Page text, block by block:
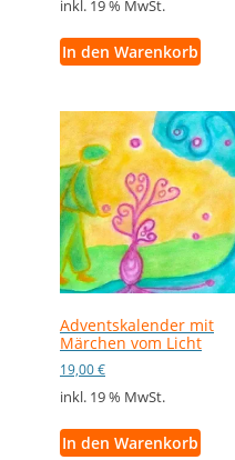
inkl. 19 % MwSt.
In den Warenkorb
Adventskalender mit
Märchen vom Licht
19,00€
inkl. 19 % MwSt.
In den Warenkorb